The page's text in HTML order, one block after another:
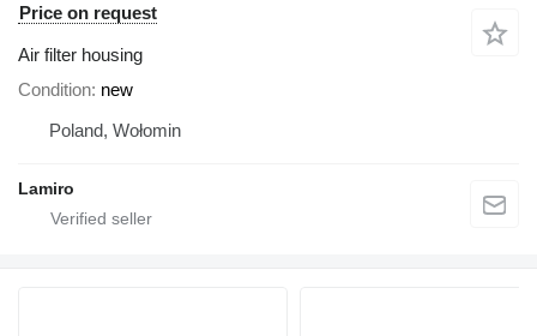
Price on request
Air filter housing
Condition new
Poland, Wołomin
Lamiro